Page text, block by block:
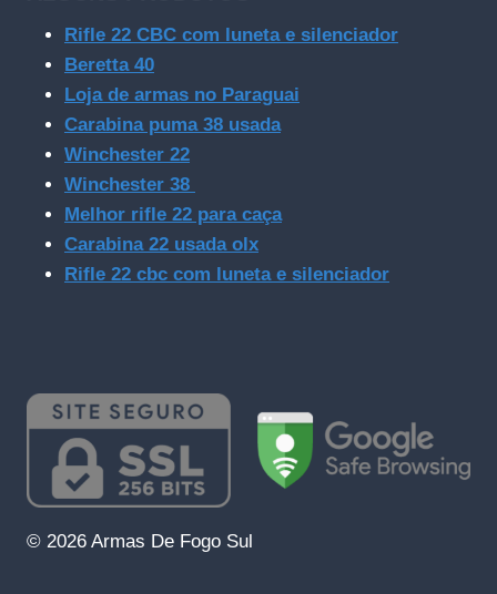
Rifle 22 CBC com luneta e silenciador
Beretta 40
Loja de armas no Paraguai
Carabina puma 38 usada
Winchester 22
Winchester 38
Melhor rifle 22 para caça
Carabina 22 usada olx
Rifle 22 cbc com luneta e silenciador
© 2026 Armas De Fogo Sul